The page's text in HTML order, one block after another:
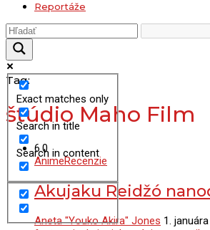
Reportáže
Exact matches only
Search in title
Search in content
Tag:
štúdio Maho Film
6.0
AnimeRecenzie
Akujaku Reidžó
Aneta "Youko Akira" Jones 1.